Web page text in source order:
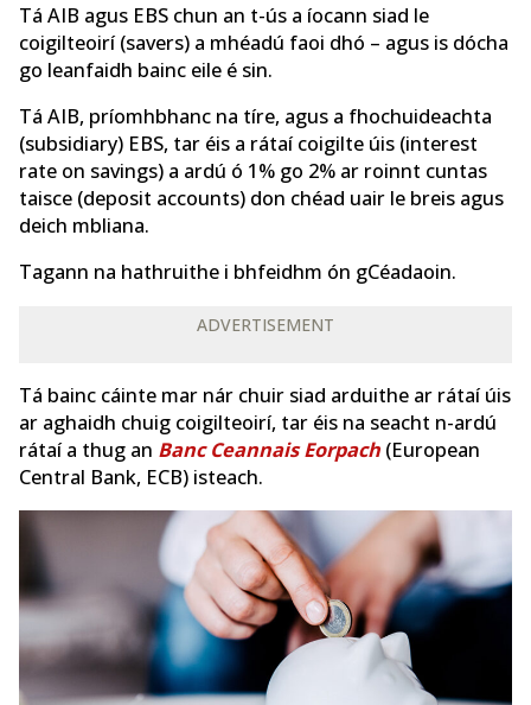
Tá AIB agus EBS chun an t-ús a íocann siad le
coigilteoirí (savers) a mhéadú faoi dhó – agus is dócha
go leanfaidh bainc eile é sin.
Tá AIB, príomhbhanc na tíre, agus a fhochuideachta
(subsidiary) EBS, tar éis a rátaí coigilte úis (interest
rate on savings) a ardú ó 1% go 2% ar roinnt cuntas
taisce (deposit accounts) don chéad uair le breis agus
deich mbliana.
Tagann na hathruithe i bhfeidhm ón gCéadaoin.
ADVERTISEMENT
Tá bainc cáinte mar nár chuir siad arduithe ar rátaí úis
ar aghaidh chuig coigilteoirí, tar éis na seacht n-ardú
rátaí a thug an Banc Ceannais Eorpach (European
Central Bank, ECB) isteach.